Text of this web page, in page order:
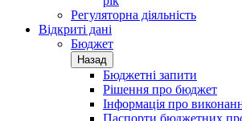
Регуляторна діяльність
Відкриті дані
Бюджет
Назад
Бюджетні запити
Рішення про бюджет
Інформація про
Паспорти бюджетних